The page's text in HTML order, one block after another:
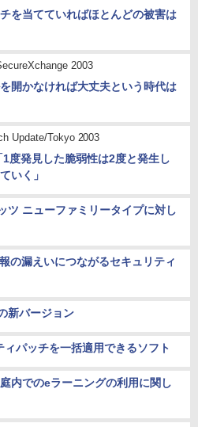
を当てていればほとんどの被害は
2003
開かなければ大丈夫という時代は
Update/Tokyo 2003
度発見した脆弱性は2度と発生し
いく」
ツ ニューファミリータイプに対し
の漏えいにつながるセキュリティ
新バージョン
パッチを一括適用できるソフト
内でのeラーニングの利用に関し